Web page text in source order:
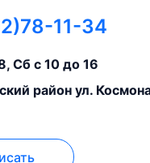
11-34
Сб с 10 до 16
район ул.